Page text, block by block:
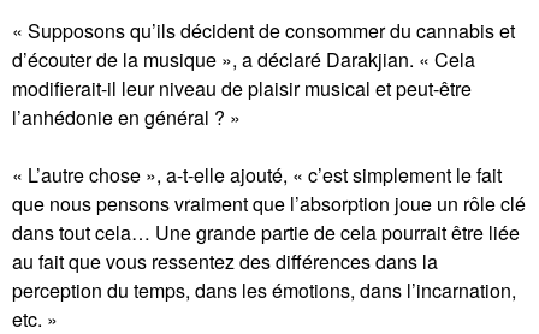
« Supposons qu’ils décident de consommer du cannabis et
d’écouter de la musique », a déclaré Darakjian. « Cela
modifierait-il leur niveau de plaisir musical et peut-être
l’anhédonie en général ? »
« L’autre chose », a-t-elle ajouté, « c’est simplement le fait
que nous pensons vraiment que l’absorption joue un rôle clé
dans tout cela… Une grande partie de cela pourrait être liée
au fait que vous ressentez des différences dans la
perception du temps, dans les émotions, dans l’incarnation,
etc. »